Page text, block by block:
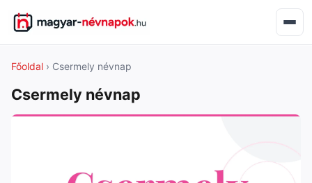
Főoldal › Csermely névnap
Csermely névnap